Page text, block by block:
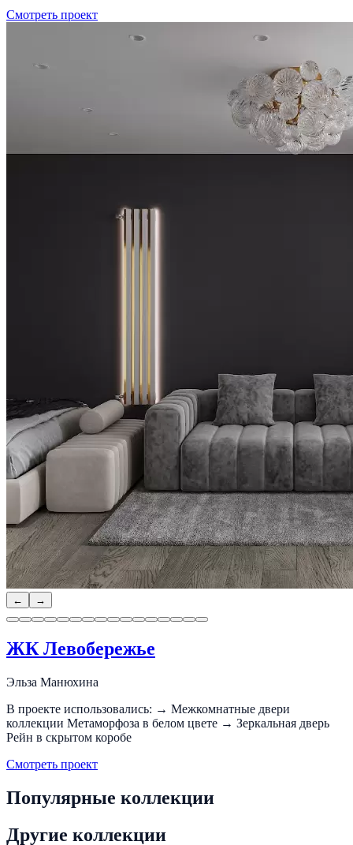
Смотреть проект
← →
ЖК Левобережье
Эльза Манюхина
В проекте использовались: → Межкомнатные двери
коллекции Метаморфоза в белом цвете → Зеркальная дверь
Рейн в скрытом коробе
Смотреть проект
Популярные коллекции
Другие коллекции